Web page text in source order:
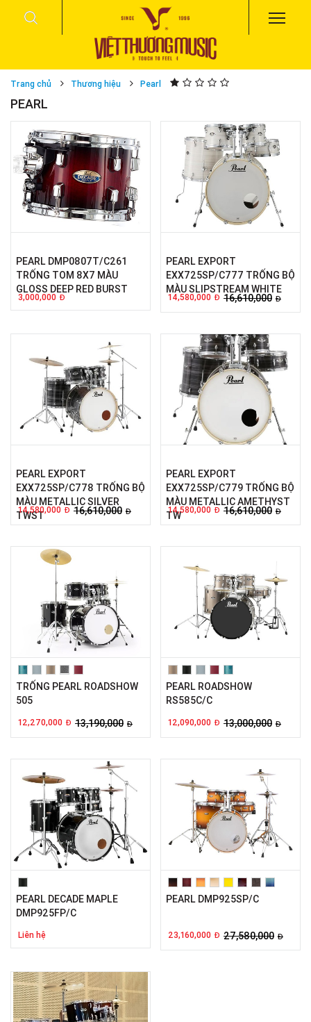
Trang chủ Thương hiệu Pearl
PEARL
PEARL DMP0807T/C261
TRỐNG TOM 8X7 MÀU
GLOSS DEEP RED BURST
3,000,000 Đ
PEARL EXPORT
EXX725SP/C777 TRỐNG BỘ
MÀU SLIPSTREAM WHITE
14,580,000 Đ 16,610,000 Đ
PEARL EXPORT
EXX725SP/C778 TRỐNG BỘ
MÀU METALLIC SILVER
TWST
14,580,000 Đ 16,610,000 Đ
PEARL EXPORT
EXX725SP/C779 TRỐNG BỘ
MÀU METALLIC AMETHYST
TW
14,580,000 Đ 16,610,000 Đ
TRỐNG PEARL ROADSHOW
505
12,270,000 Đ 13,190,000 Đ
PEARL ROADSHOW
RS585C/C
12,090,000 Đ 13,000,000 Đ
PEARL DECADE MAPLE
DMP925FP/C
Liên hệ
PEARL DMP925SP/C
23,160,000 Đ 27,580,000 Đ